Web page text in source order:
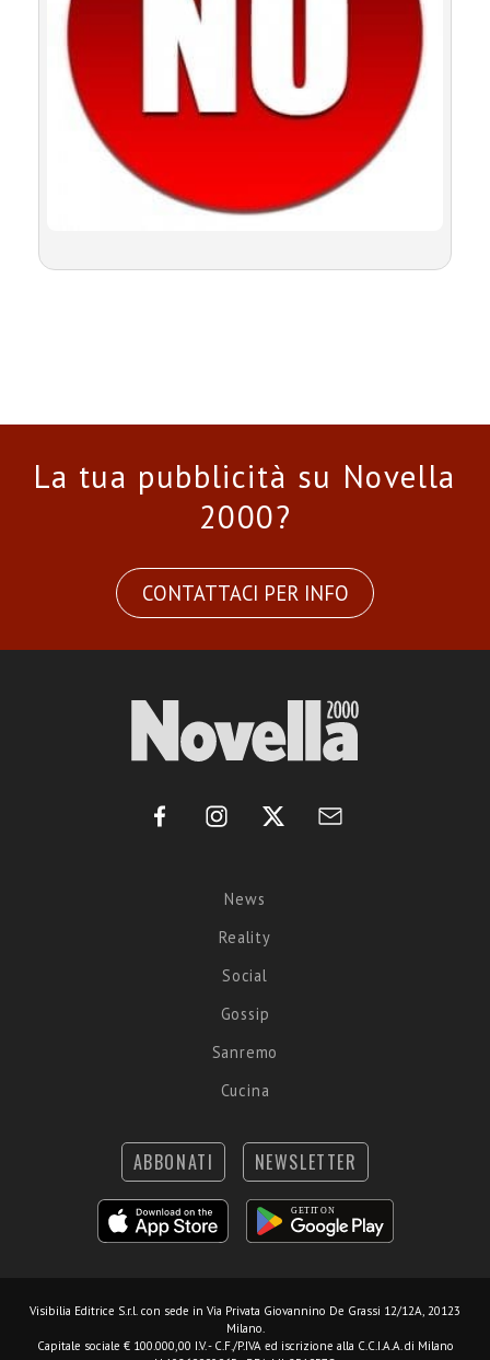
La tua pubblicità su Novella
2000?
CONTATTACI PER INFO
News
Reality
Social
Gossip
Sanremo
Cucina
ABBONATI NEWSLETTER
Visibilia Editrice S.r.l. con sede in Via Privata Giovannino De Grassi 12/12A, 20123
Milano.
Capitale sociale € 100.000,00 I.V. - C.F./P.IVA ed iscrizione alla C.C.I.A.A. di Milano